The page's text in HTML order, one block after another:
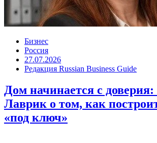
Бизнес
Россия
27.07.2026
Редакция Russian Business Guide
Дом начинается с
Лаврик о том, как
«под ключ»